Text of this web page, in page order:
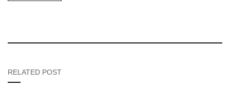
RELATED POST